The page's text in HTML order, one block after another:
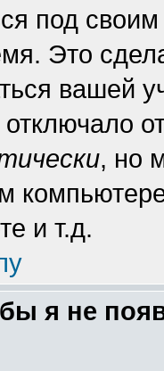
под
Это
вашей
отключало
, но
и т.д.
я не